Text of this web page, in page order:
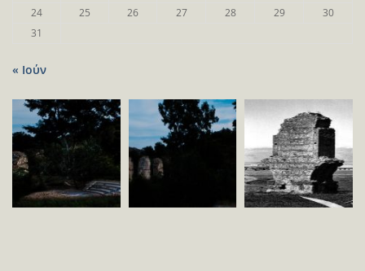
24
25 26 27 28 29
30
31
« Ιούν